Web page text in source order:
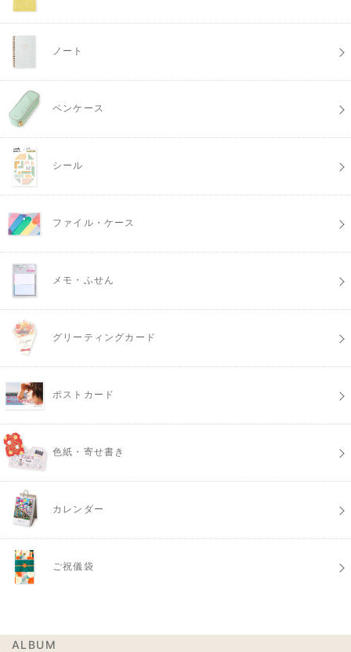
ノート
ペンケース
シール
ファイル・ケース
メモ・ふせん
グリーティングカード
ポストカード
色紙・寄せ書き
カレンダー
ご祝儀袋
ALBUM